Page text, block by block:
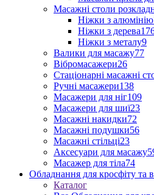
Масажні столи
Ніжки з алюмінію
Ніжки з дерева
Ніжки з металу9
Валики для масажу77
Вібромасажери26
Стаціонарні масажні
Ручні масажери138
Масажери для ніг109
Масажери для шиї23
Масажні накидки72
Масажні подушки56
Масажні стільці23
Аксесуари для масажу
Масажер для тіла74
Обладнання для кросфіту та
Каталог